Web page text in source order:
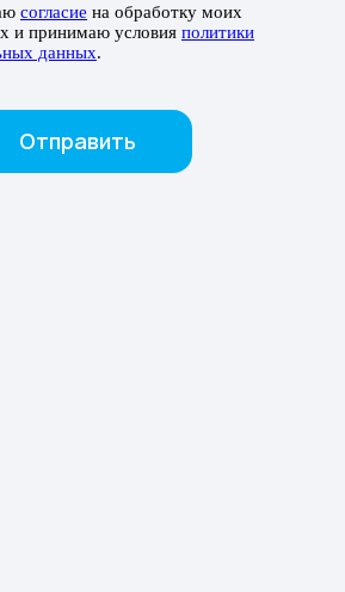
согласие на обработку моих
и принимаю условия политики
данных.